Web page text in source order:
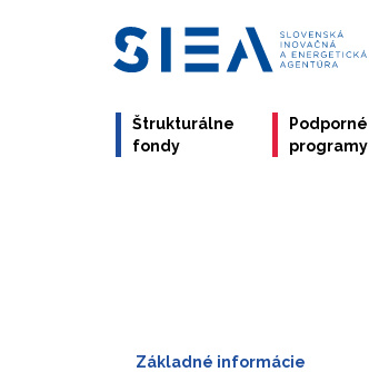
Štrukturálne
fondy
Podporné
programy
Základné informácie